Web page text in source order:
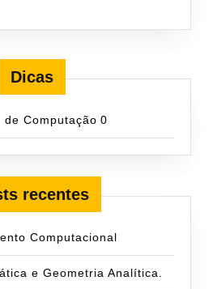
Dicas
de Computação 0
recentes
Computacional
e Geometria Analítica.